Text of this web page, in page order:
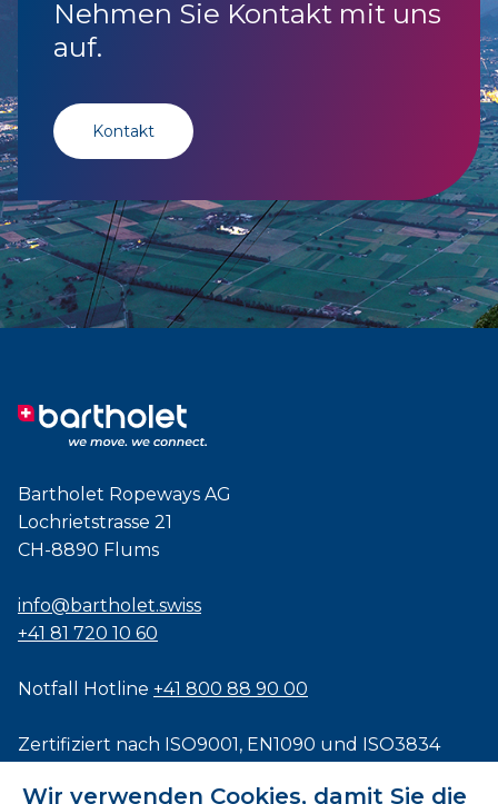
Wir verwenden Cookies, damit Sie die
Nehmen Sie Kontakt mit uns
auf.
Kontakt
Bartholet Ropeways AG
Lochrietstrasse 21
CH-8890 Flums
info@bartholet.swiss
+41 81 720 10 60
Notfall Hotline +41 800 88 90 00
Zertifiziert nach ISO9001, EN1090 und ISO3834